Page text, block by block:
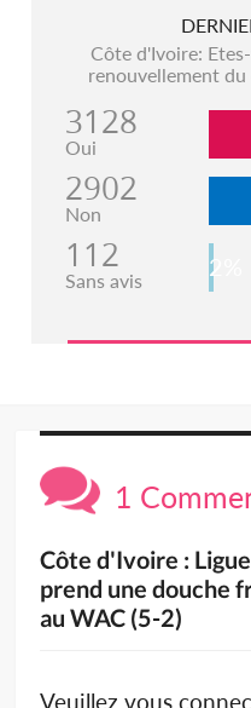
Côte d'Ivoire:
renouvellement du
3128
Oui
2902
Non
112
Sans avis 2%
1
Côte d'Ivoire :
prend une douche
au WAC (5-2)
Veuillez vous